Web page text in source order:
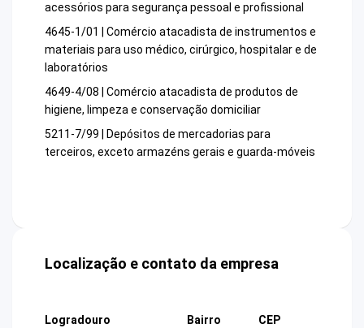
acessórios para segurança pessoal e profissional
4645-1/01 | Comércio atacadista de instrumentos e
materiais para uso médico, cirúrgico, hospitalar e de
laboratórios
4649-4/08 | Comércio atacadista de produtos de
higiene, limpeza e conservação domiciliar
5211-7/99 | Depósitos de mercadorias para
terceiros, exceto armazéns gerais e guarda-móveis
Localização e contato da empresa
Logradouro
Bairro
CEP